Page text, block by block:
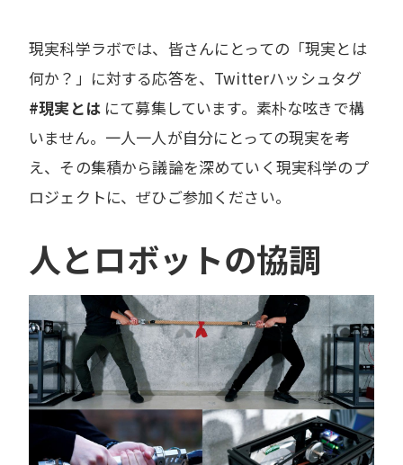
現実科学ラボでは、皆さんにとっての「現実とは
何か？」に対する応答を、Twitterハッシュタグ
#現実とはにて募集しています。素朴な呟きで構
いません。一人一人が自分にとっての現実を考
え、その集積から議論を深めていく現実科学のプ
ロジェクトに、ぜひご参加ください。
人とロボットの協調